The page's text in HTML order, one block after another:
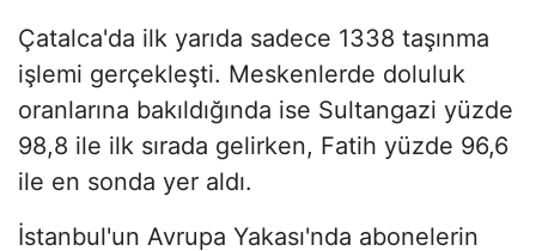
Çatalca'da ilk yarıda sadece 1338 taşınma
işlemi gerçekleşti. Meskenlerde doluluk
oranlarına bakıldığında ise Sultangazi yüzde
98,8 ile ilk sırada gelirken, Fatih yüzde 96,6
ile en sonda yer aldı.
İstanbul'un Avrupa Yakası'nda abonelerin